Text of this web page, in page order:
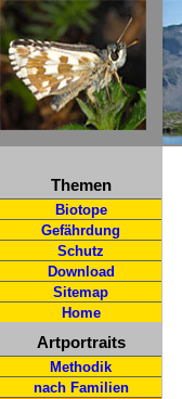
Themen
Biotope
Gefährdung
Schutz
Download
Sitemap
Home
Artportraits
Methodik
nach Familien